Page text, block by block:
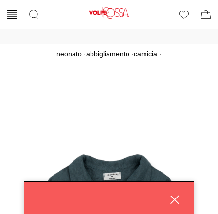
neonato ·abbigliamento ·camicia ·